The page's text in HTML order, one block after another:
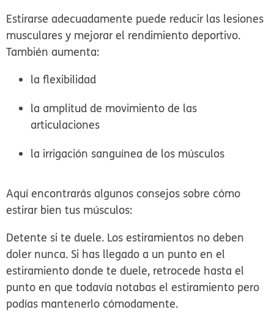
Estirarse adecuadamente puede reducir las lesiones
musculares y mejorar el rendimiento deportivo.
También aumenta:
la flexibilidad
la amplitud de movimiento de las
articulaciones
la irrigación sanguínea de los músculos
Aquí encontrarás algunos consejos sobre cómo
estirar bien tus músculos:
Detente si te duele. Los estiramientos no deben
doler nunca. Si has llegado a un punto en el
estiramiento donde te duele, retrocede hasta el
punto en que todavía notabas el estiramiento pero
podías mantenerlo cómodamente.